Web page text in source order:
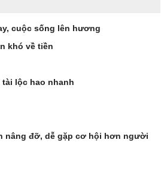
cuộc sống lên hương
khó về tiền
lộc hao nhanh
nâng đỡ, dễ gặp cơ hội hơn người